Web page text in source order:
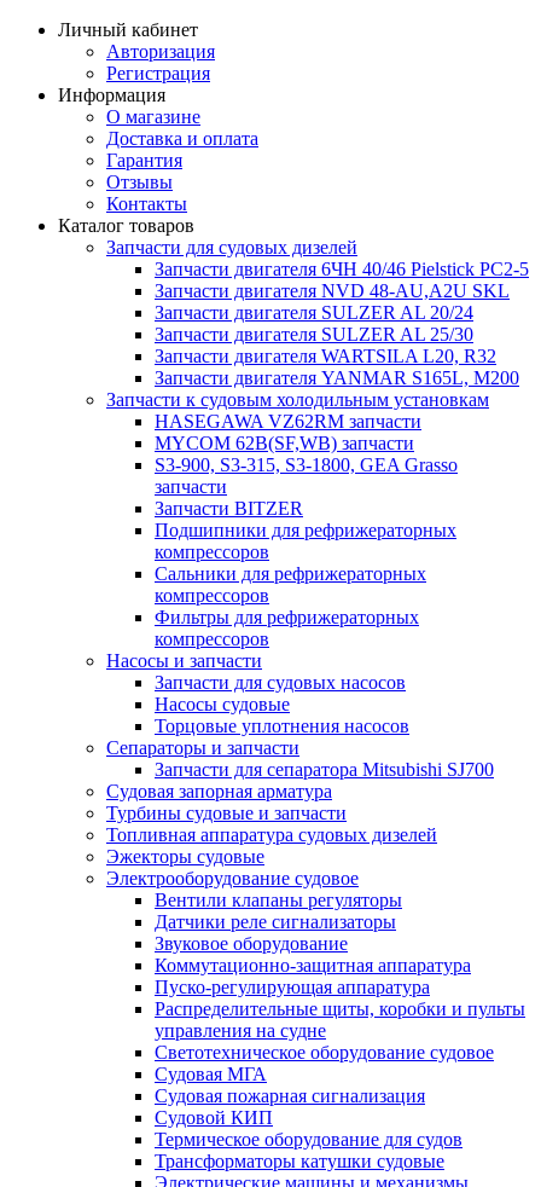
Личный кабинет
Авторизация
Регистрация
Информация
О магазине
Доставка и оплата
Гарантия
Отзывы
Контакты
Каталог товаров
Запчасти для судовых дизелей
Запчасти двигателя 6ЧН 40/46 Pielstick PC2-5
Запчасти двигателя NVD 48-AU,A2U SKL
Запчасти двигателя SULZER AL 20/24
Запчасти двигателя SULZER AL 25/30
Запчасти двигателя WARTSILA L20, R32
Запчасти двигателя YANMAR S165L, M200
Запчасти к судовым холодильным установкам
HASEGAWA VZ62RM запчасти
MYCOM 62B(SF,WB) запчасти
S3-900, S3-315, S3-1800, GEA Grasso
запчасти
Запчасти BITZER
Подшипники для рефрижераторных
компрессоров
Сальники для рефрижераторных
компрессоров
Фильтры для рефрижераторных
компрессоров
Насосы и запчасти
Запчасти для судовых насосов
Насосы судовые
Торцовые уплотнения насосов
Сепараторы и запчасти
Запчасти для сепаратора Mitsubishi SJ700
Судовая запорная арматура
Турбины судовые и запчасти
Топливная аппаратура судовых дизелей
Эжекторы судовые
Электрооборудование судовое
Вентили клапаны регуляторы
Датчики реле сигнализаторы
Звуковое оборудование
Коммутационно-защитная аппаратура
Пуско-регулирующая аппаратура
Распределительные щиты, коробки и пульты
управления на судне
Светотехническое оборудование судовое
Судовая МГА
Судовая пожарная сигнализация
Судовой КИП
Термическое оборудование для судов
Трансформаторы катушки судовые
Электрические машины и механизмы